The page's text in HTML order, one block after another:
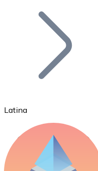
Bitcoin
Ethereum
Latina